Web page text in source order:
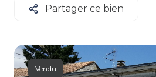
BIENS
CONFIEZ
BIEN
CRÉER
Partager ce bien
Vendu